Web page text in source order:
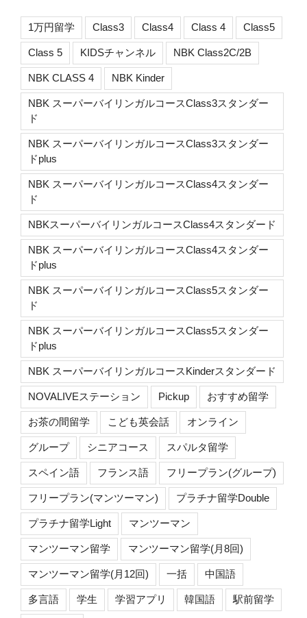
1万円留学 Class3 Class4 Class 4 Class5
Class 5 KIDSチャンネル NBK Class2C/2B
NBK CLASS 4 NBK Kinder
NBK スーパーバイリンガルコースClass3スタンダー
ド
NBK スーパーバイリンガルコースClass3スタンダー
ドplus
NBK スーパーバイリンガルコースClass4スタンダー
ド
NBKスーパーバイリンガルコースClass4スタンダード
NBK スーパーバイリンガルコースClass4スタンダー
ドplus
NBK スーパーバイリンガルコースClass5スタンダー
ド
NBK スーパーバイリンガルコースClass5スタンダー
ドplus
NBK スーパーバイリンガルコースKinderスタンダード
NOVALIVEステーション Pickup おすすめ留学
お茶の間留学 こども英会話 オンライン
グループ シニアコース スパルタ留学
スペイン語 フランス語 フリープラン(グループ)
フリープラン(マンツーマン) プラチナ留学Double
プラチナ留学Light マンツーマン
マンツーマン留学 マンツーマン留学(月8回)
マンツーマン留学(月12回) 一括 中国語
多言語 学生 学習アプリ 韓国語 駅前留学